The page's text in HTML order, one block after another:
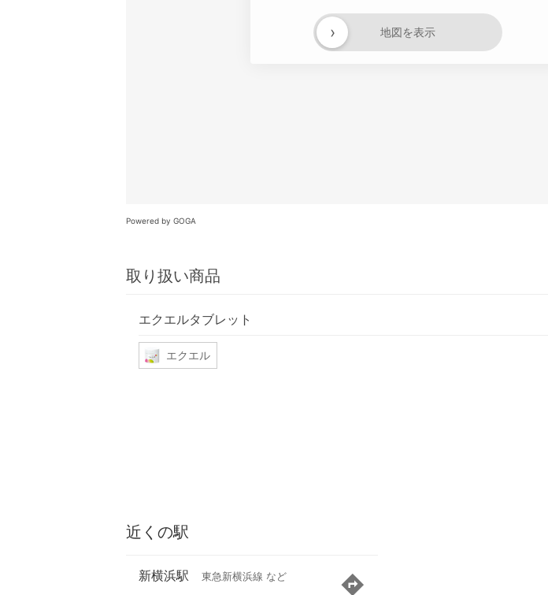
地図を表示
›
Powered by GOGA
取り扱い商品
エクエルタブレット
エクエル
近くの駅
新横浜駅 東急新横浜線 など